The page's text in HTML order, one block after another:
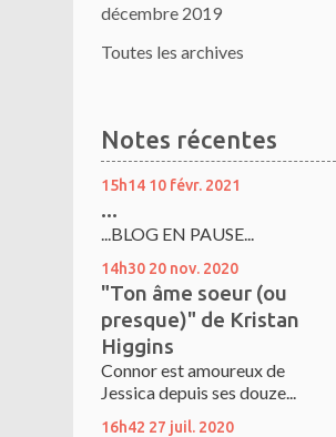
décembre 2019
Toutes les archives
Notes récentes
15h14 10 févr. 2021
...
...BLOG EN PAUSE...
14h30 20 nov. 2020
"Ton âme soeur (ou
presque)" de Kristan
Higgins
Connor est amoureux de
Jessica depuis ses douze...
16h42 27 juil. 2020